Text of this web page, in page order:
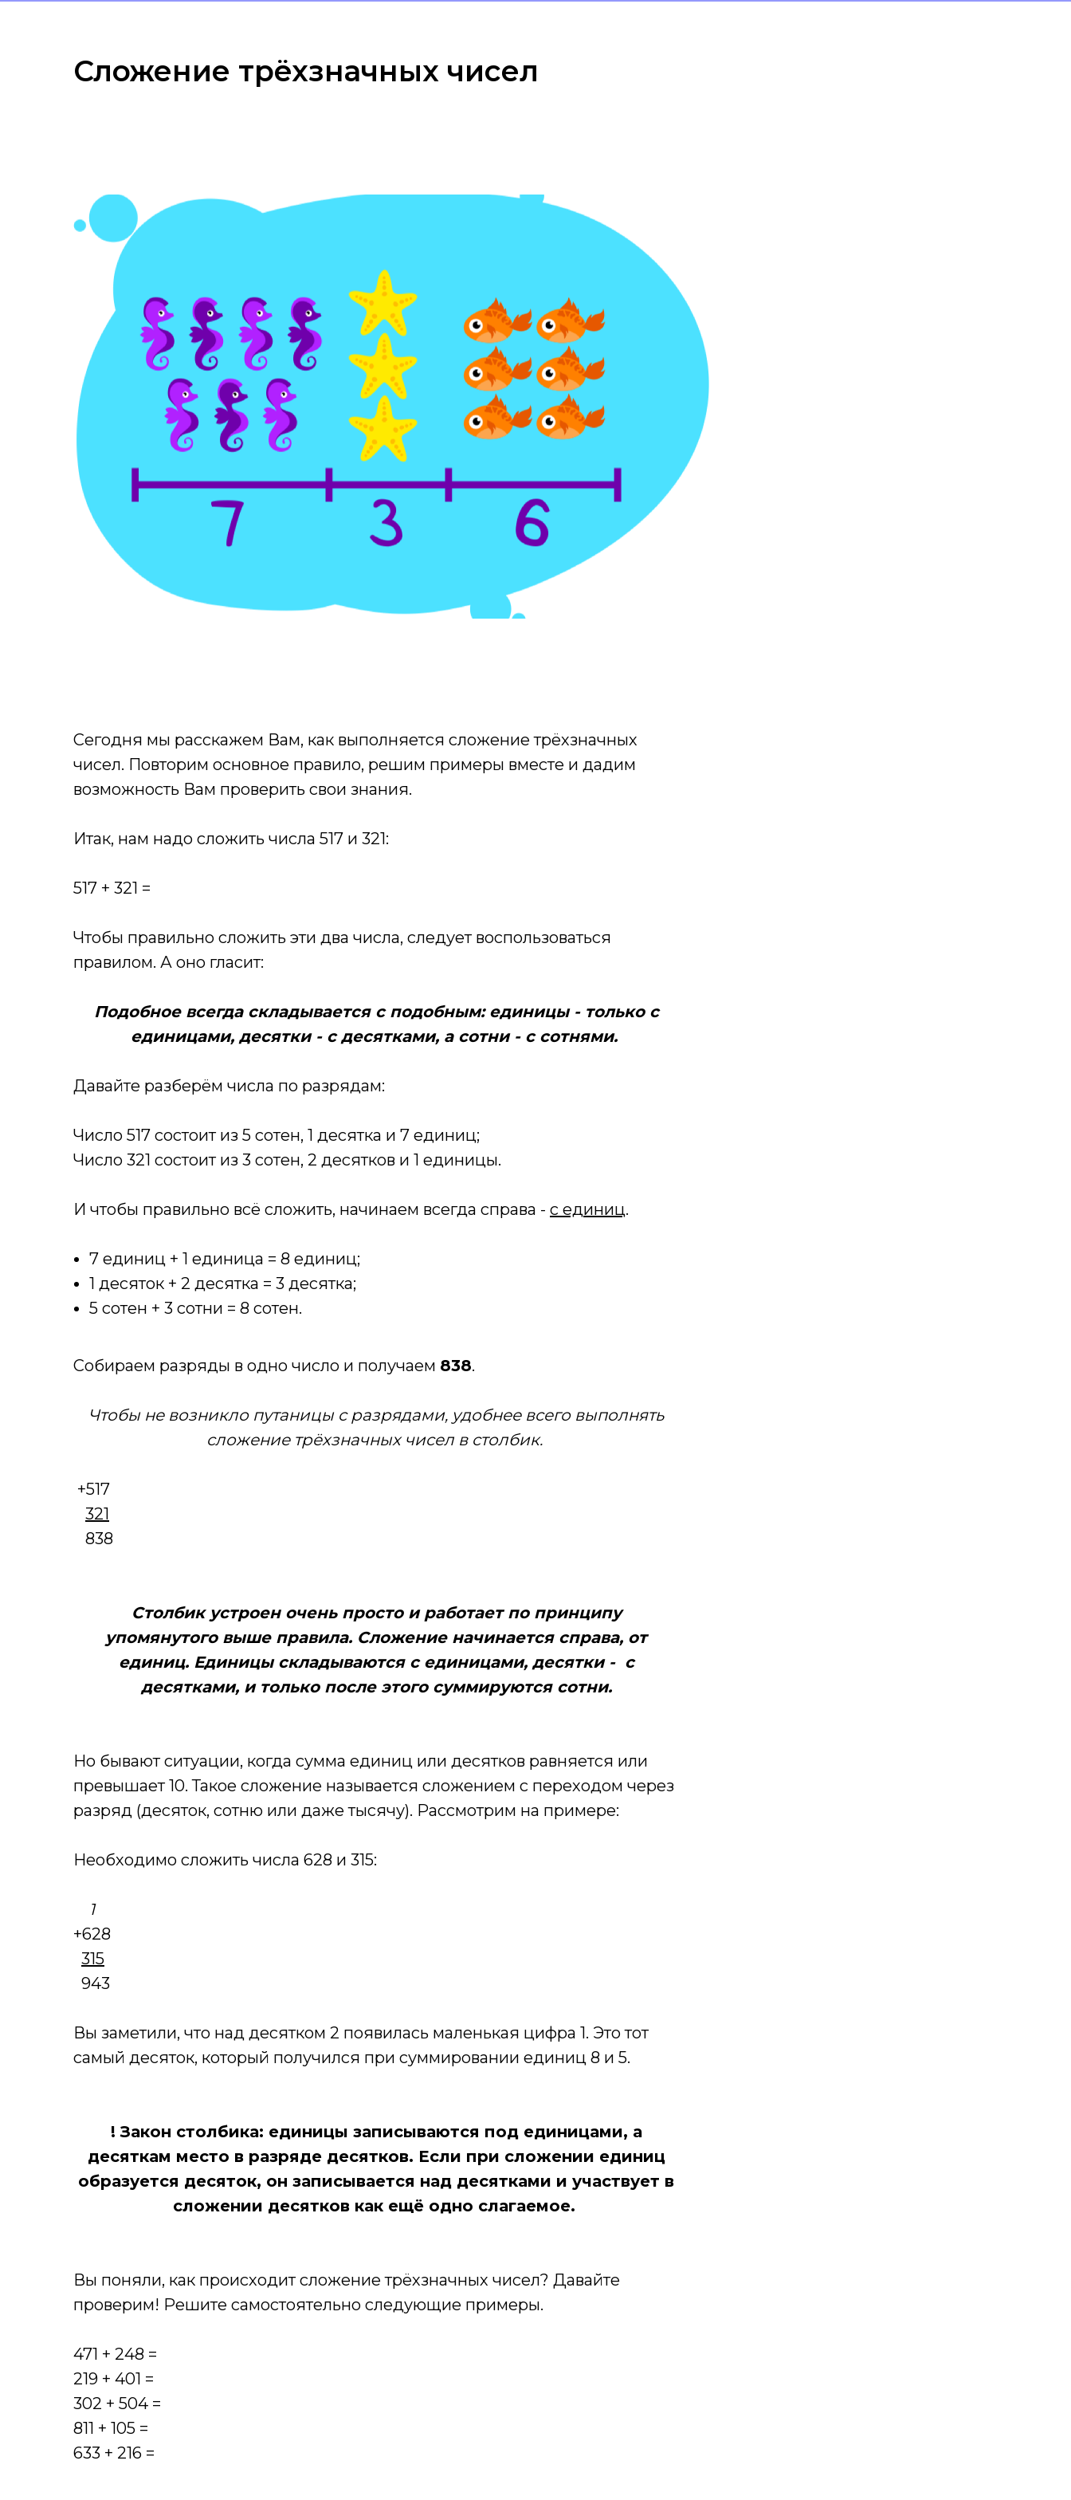
Сложение трёхзначных чисел
Сегодня мы расскажем Вам, как выполняется сложение трёхзначных
чисел. Повторим основное правило, решим примеры вместе и дадим
возможность Вам проверить свои знания.
Итак, нам надо сложить числа 517 и 321:
517 + 321 =
Чтобы правильно сложить эти два числа, следует воспользоваться
правилом. А оно гласит:
Подобное всегда складывается с подобным: единицы - только с
единицами, десятки - с десятками, а сотни - с сотнями.
Давайте разберём числа по разрядам:
Число 517 состоит из 5 сотен, 1 десятка и 7 единиц;
Число 321 состоит из 3 сотен, 2 десятков и 1 единицы.
И чтобы правильно всё сложить, начинаем всегда справа - с единиц.
7 единиц + 1 единица = 8 единиц;
1 десяток + 2 десятка = 3 десятка;
5 сотен + 3 сотни = 8 сотен.
Собираем разряды в одно число и получаем 838.
Чтобы не возникло путаницы с разрядами, удобнее всего выполнять
сложение трёхзначных чисел в столбик.
+517
321
838
Столбик устроен очень просто и работает по принципу
упомянутого выше правила. Сложение начинается справа, от
единиц. Единицы складываются с единицами, десятки - с
десятками, и только после этого суммируются сотни.
Но бывают ситуации, когда сумма единиц или десятков равняется или
превышает 10. Такое сложение называется сложением с переходом через
разряд (десяток, сотню или даже тысячу). Рассмотрим на примере:
Необходимо сложить числа 628 и 315:
1
+628
315
943
Вы заметили, что над десятком 2 появилась маленькая цифра 1. Это тот
самый десяток, который получился при суммировании единиц 8 и 5.
! Закон столбика: единицы записываются под единицами, а
десяткам место в разряде десятков. Если при сложении единиц
образуется десяток, он записывается над десятками и участвует в
сложении десятков как ещё одно слагаемое.
Вы поняли, как происходит сложение трёхзначных чисел? Давайте
проверим! Решите самостоятельно следующие примеры.
471 + 248 =
219 + 401 =
302 + 504 =
811 + 105 =
633 + 216 =